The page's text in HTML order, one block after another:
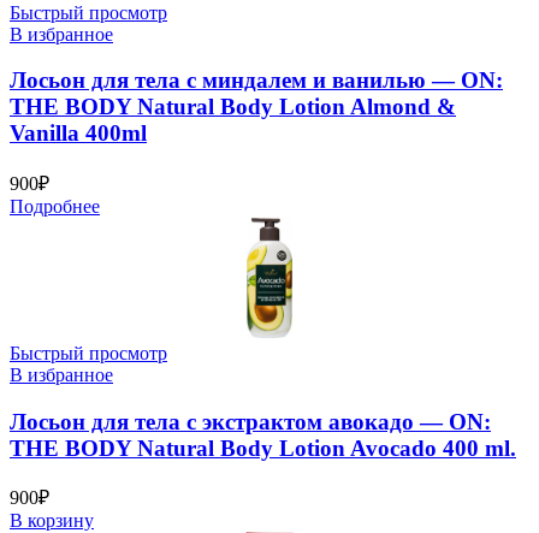
Быстрый просмотр
В избранное
Лосьон для тела с миндалем и ванилью — ON:
THE BODY Natural Body Lotion Almond &
Vanilla 400ml
900₽
Подробнее
Быстрый просмотр
В избранное
Лосьон для тела с экстрактом авокадо — ON:
THE BODY Natural Body Lotion Avocado 400 ml.
900₽
В корзину